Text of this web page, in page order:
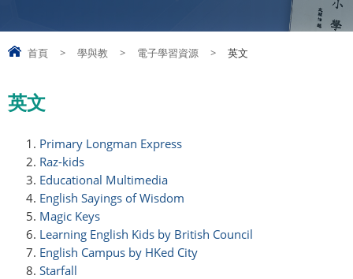
首頁 > 學與教 > 電子學習資源 > 英文
英文
Primary Longman Express
Raz-kids
Educational Multimedia
English Sayings of Wisdom
Magic Keys
Learning English Kids by British Council
English Campus by HKed City
Starfall